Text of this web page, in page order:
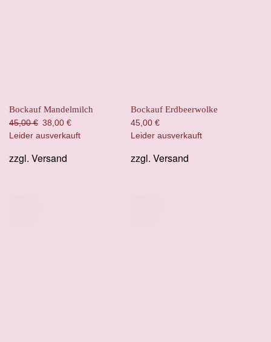
Bockauf Mandelmilch
45,00€ Ursprünglicher
Preis
45,00 €
38,00 €
Preis
Leider ausverkauft
zzgl. Versand
Bockauf Erdbeerwolke
45,00 €
Leider ausverkauft
zzgl. Versand